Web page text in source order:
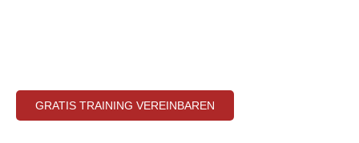
GRATIS TRAINING VEREINBAREN